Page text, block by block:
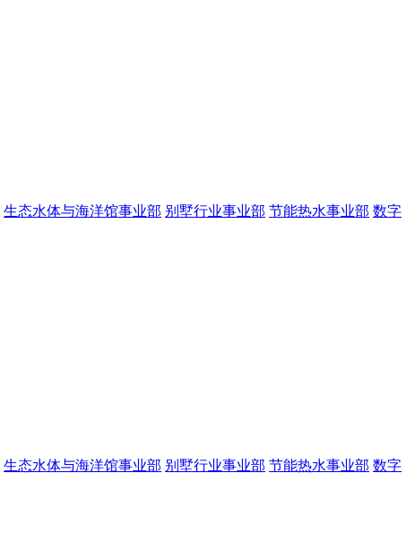
生态水体与海洋馆事业部 别墅行业事业部 节能热水事业部 数字
生态水体与海洋馆事业部 别墅行业事业部 节能热水事业部 数字